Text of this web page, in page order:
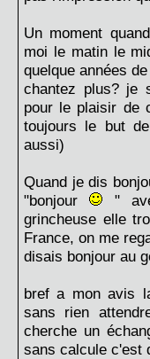
Un moment
moi le matin le
quelque années
chantez plus? je
pour le plaisir de
toujours le but
aussi)
Quand je dis
"bonjour
"
grincheuse elle
France, on me
disais bonjour au
bref a mon avis
sans rien
cherche un
sans calcule c'est